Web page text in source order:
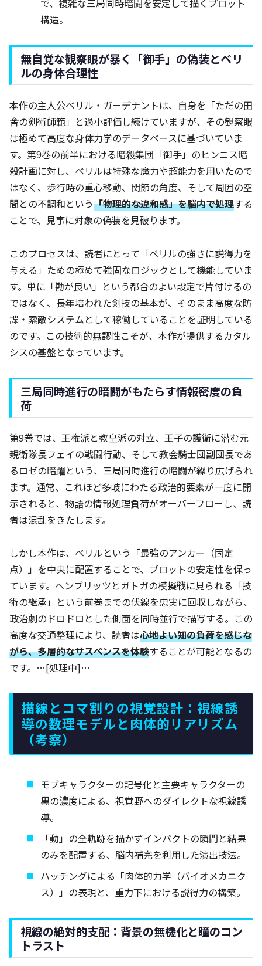
構造。
無自覚な観察眼が暴く「御手」の偽装とベリ
ルの身体合理性
本作の主人公ベリル・ガーデナントは、自身を「ただの田
舎の剣術師範」と過小評価し続けていますが、その観察眼
は極めて高度な身体力学のデータベースに基づいていま
す。第9巻の前半における暗殺集団「御手」のヒンニス暗
殺計画に対し、ベリルは特殊な魔力や超能力を用いたので
はなく、歩行時の重心移動、関節の角度、そして周囲の空
間との不調和という「物理的な違和感」を脳内で処理する
ことで、見事に対象の偽装を見破ります。
このプロセスは、読者にとって「ベリルの強さに説得力を
与える」ための極めて強固なロジックとして機能していま
す。単に「勘が良い」という都合のよい設定で片付けるの
ではなく、長年培われた剣技の基本が、そのまま高度な防
諜・索敵システムとして稼働していることを証明している
のです。この技術的無謬性こそが、本作が提供するカタル
シスの基盤となっています。
三局同時進行の暗闘がもたらす情報密度の負
荷
第9巻では、王権派と教皇派の対立、王子の護衛に潜む元
親衛隊長フェイの戦闘行動、そして教会騎士団副団長であ
るロゼの暗躍という、三局同時進行の暗闘が繰り広げられ
ます。通常、これほど多岐にわたる政治的要素が一度に開
示されると、物語の情報処理負荷がオーバーフローし、読
者は混乱をきたします。
しかし本作は、ベリルという「最強のアンカー（固定
点）」を中央に配置することで、プロットの安定性を保っ
ています。ヘンブリッツとガトガの模擬戦に見られる「技
術の継承」という前巻までの伏線を忠実に回収しながら、
政治劇のドロドロとした側面を同時並行で描写する。この
高度な交通整理により、読者は心地よい知の負荷を感じな
がら、多層的なサスペンスを体験することが可能となるの
です。…[処理中]…
描線とコマ割りの視覚設計：視線誘
導の数理モデルと肉体的リアリズム
（考察）
モブキャラクターの記号化と主要キャラクターの
黒の濃度による、視覚野へのダイレクトな視線誘
導。
「動」の全軌跡を描かずインパクトの瞬間と結果
のみを配置する、脳内補完を利用した演出技法。
ハッチングによる「肉体的力学（バイオメカニク
ス）」の表現と、重力下における説得力の構築。
視線の絶対的支配：背景の無機化と瞳のコン
トラスト